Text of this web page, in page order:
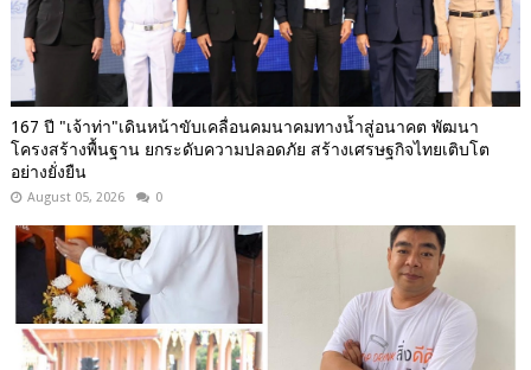
167 ปี "เจ้าท่า"เดินหน้าขับเคลื่อนคมนาคมทางน้ำสู่อนาคต พัฒนา
โครงสร้างพื้นฐาน ยกระดับความปลอดภัย สร้างเศรษฐกิจไทยเติบโต
อย่างยั่งยืน
August 05, 2026 0